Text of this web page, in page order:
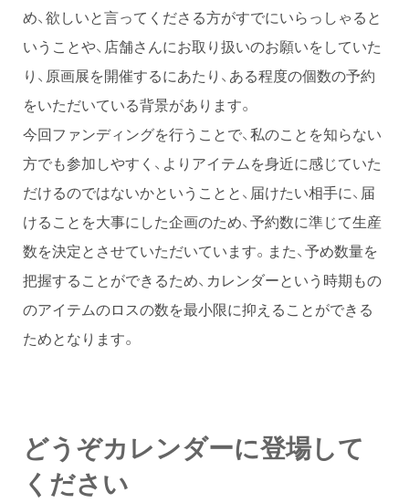
め、欲しいと言ってくださる方がすでにいらっしゃると
いうことや、店舗さんにお取り扱いのお願いをしていた
り、原画展を開催するにあたり、ある程度の個数の予約
をいただいている背景があります。
今回ファンディングを行うことで、私のことを知らない
方でも参加しやすく、よりアイテムを身近に感じていた
だけるのではないかということと、届けたい相手に、届
けることを大事にした企画のため、予約数に準じて生産
数を決定とさせていただいています。また、予め数量を
把握することができるため、カレンダーという時期もの
のアイテムのロスの数を最小限に抑えることができる
ためとなります。
どうぞカレンダーに登場して
ください